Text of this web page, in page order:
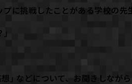
に挑戦したことがある学校の先
」などについて、お聞きしなが